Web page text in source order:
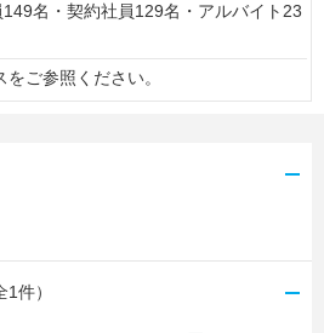
名・契約社員129名・アルバイト23
ご参照ください。
1件）